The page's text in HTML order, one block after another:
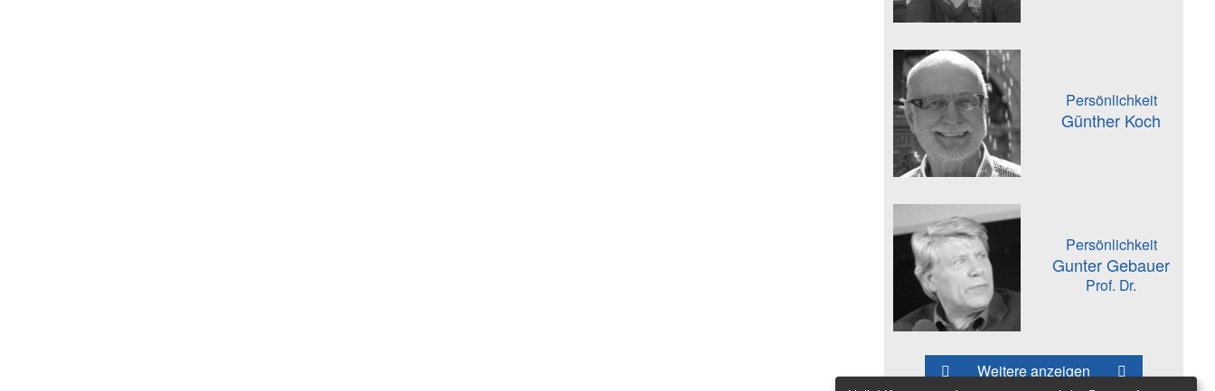
Persönlichkeit
Günther Koch
Persönlichkeit
Gunter Gebauer
Prof. Dr.
Weitere anzeigen